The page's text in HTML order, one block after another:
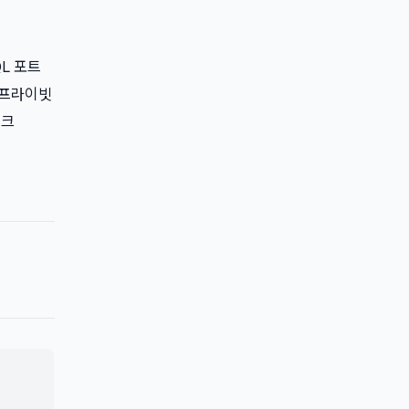
포트
라이빗